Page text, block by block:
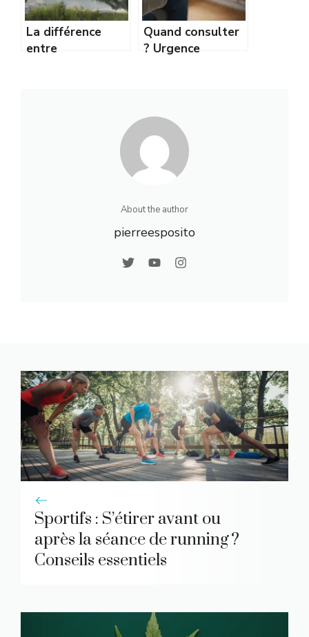
La différence
entre
Quand consulter
? Urgence
choisir
About the author
pierreesposito
Sportifs : S’étirer avant ou
après la séance de running ?
Conseils essentiels